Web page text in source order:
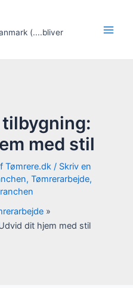
(....bliver
med stil
Tømrere.dk / Skriv en
, Tømrerarbejde,
dit hjem med stil